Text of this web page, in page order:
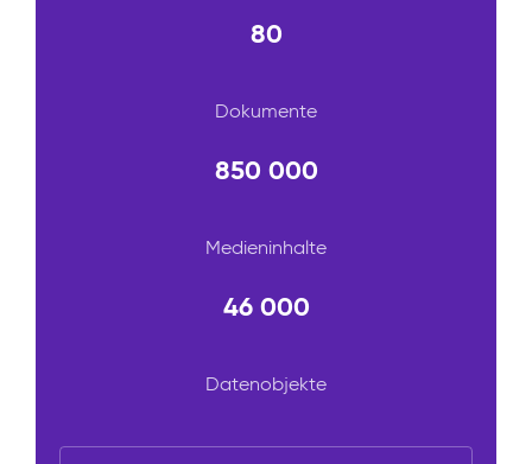
80
Dokumente
850 000
Medieninhalte
46 000
Datenobjekte